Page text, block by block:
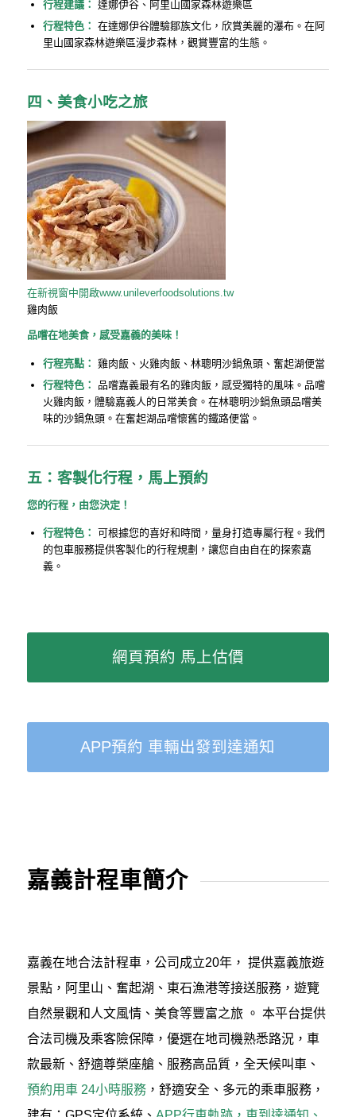
行程建議： 達娜伊谷、阿里山國家森林遊樂區
行程特色： 在達娜伊谷體驗鄒族文化，欣賞美麗的瀑布。在阿
里山國家森林遊樂區漫步森林，觀賞豐富的生態。
四、美食小吃之旅
在新視窗中開啟www.unileverfoodsolutions.tw
雞肉飯
品嚐在地美食，感受嘉義的美味！
行程亮點： 雞肉飯、火雞肉飯、林聰明沙鍋魚頭、奮起湖便當
行程特色：
品嚐嘉義最有名的雞肉飯，感受獨特的風味。品嚐
火雞肉飯，體驗嘉義人的日常美食。在林聰明沙鍋魚頭品嚐美
味的沙鍋魚頭。在奮起湖品嚐懷舊的鐵路便當。
五：客製化行程，馬上預約
您的行程，由您決定！
行程特色： 可根據您的喜好和時間，量身打造專屬行程。我們
的包車服務提供客製化的行程規劃，讓您自由自在的探索嘉
義。
網頁預約 馬上估價
APP預約 車輛出發到達通知
嘉義計程車簡介
嘉義在地合法計程車，公司成立20年， 提供嘉義旅遊
景點，阿里山、奮起湖、東石漁港等接送服務，遊覽
自然景觀和人文風情、美食等豐富之旅 。 本平台提供
合法司機及乘客險保障，優選在地司機熟悉路況，車
款最新、舒適尊榮座艙、服務高品質，全天候叫車、
預約用車 24小時服務，舒適安全、多元的乘車服務，